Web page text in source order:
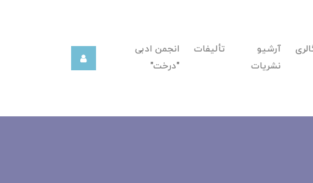
آرشیو
نشریات
تألیفات
انجمن ادبی
"درخت"